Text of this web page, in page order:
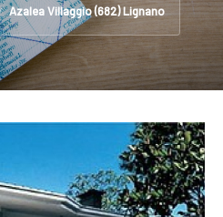
Azalea Villaggio (682) Lignano